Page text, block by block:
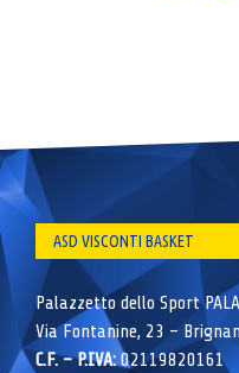
ASD VISCONTI BASKET
Palazzetto dello Sport
Via Fontanine, 23 –
C.F. – P.IVA:02119820161